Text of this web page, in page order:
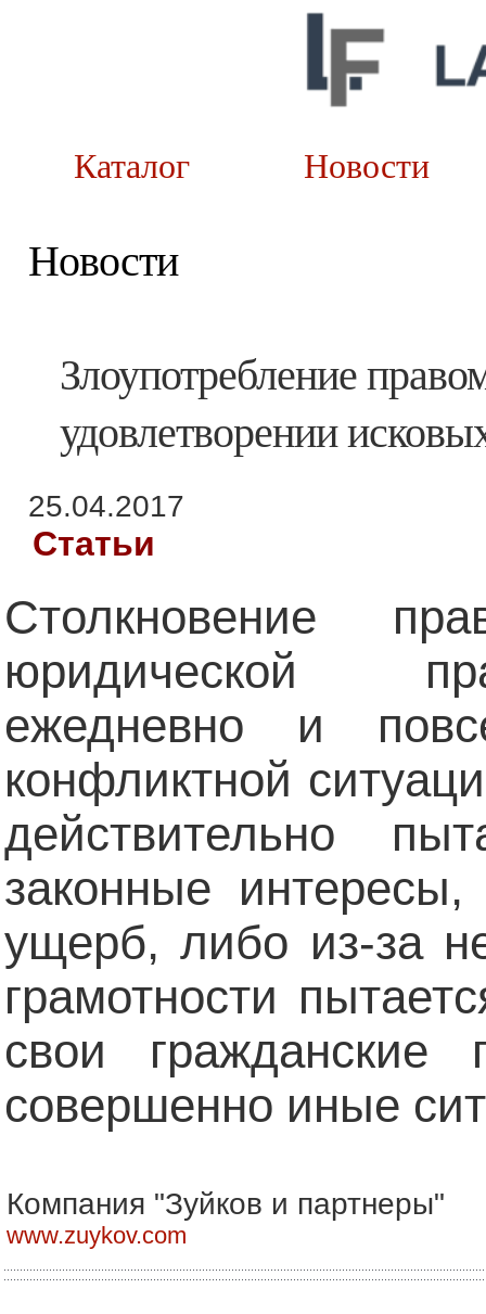
Каталог
Новости
Злоупотребление
удовлетворении
25.04.2017
Статьи
Столкновение
юридической
ежедневно и
конфликтной
действительно
законные
ущерб, либо из-за
грамотности
свои
совершенно иные
Компания "Зуйков и партнеры"
www.zuykov.com